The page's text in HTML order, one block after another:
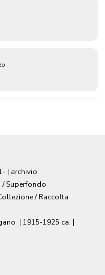
| archivio
Superfondo
/ Raccolta
| 1915-1925 ca. |